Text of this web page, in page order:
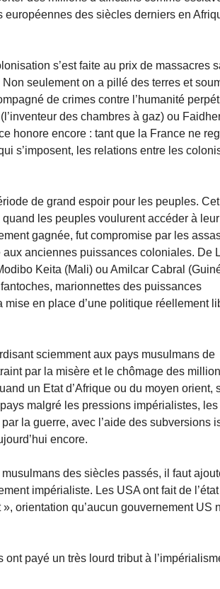
des siècles derniers en
s’est faite au prix de massacres
seulement on a pillé des terres et
de crimes contre l’humanité
des chambres à gaz) ou
honore encore : tant que la France ne
s’imposent, les relations entre les
de grand espoir pour les peuples.
les peuples voulurent accéder à leur
gagnée, fut compromise par les
anciennes puissances coloniales. De
Keita (Mali) ou Amilcar Cabral
marionnettes des puissances
en place d’une politique réellement
sciemment aux pays musulmans de
par la misère et le chômage des
un Etat d’Afrique ou du moyen orient,
malgré les pressions impérialistes, les
la guerre, avec l’aide des subversions
encore.
des siècles passés, il faut
impérialiste. Les USA ont fait de l’état
orientation qu’aucun gouvernement US
payé un très lourd tribut à